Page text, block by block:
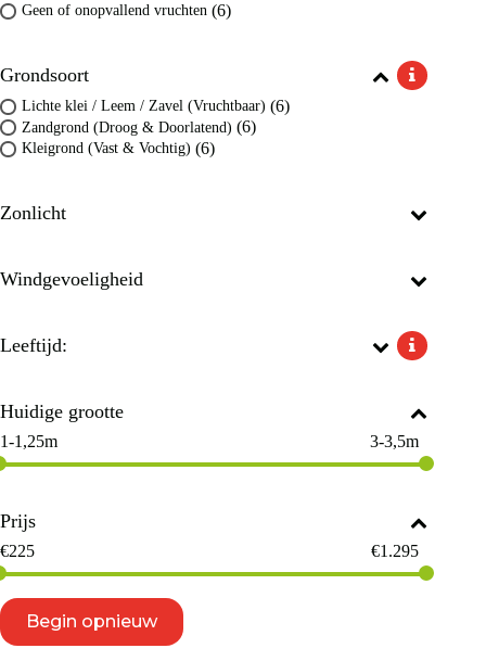
Geen of onopvallend vruchten (6)
Grondsoort
Lichte klei / Leem / Zavel (Vruchtbaar) (6)
Zandgrond (Droog & Doorlatend) (6)
Kleigrond (Vast & Vochtig) (6)
Zonlicht
Windgevoeligheid
Leeftijd:
Huidige grootte
1-1,25m 3-3,5m
Prijs
€225 €1.295
Begin opnieuw